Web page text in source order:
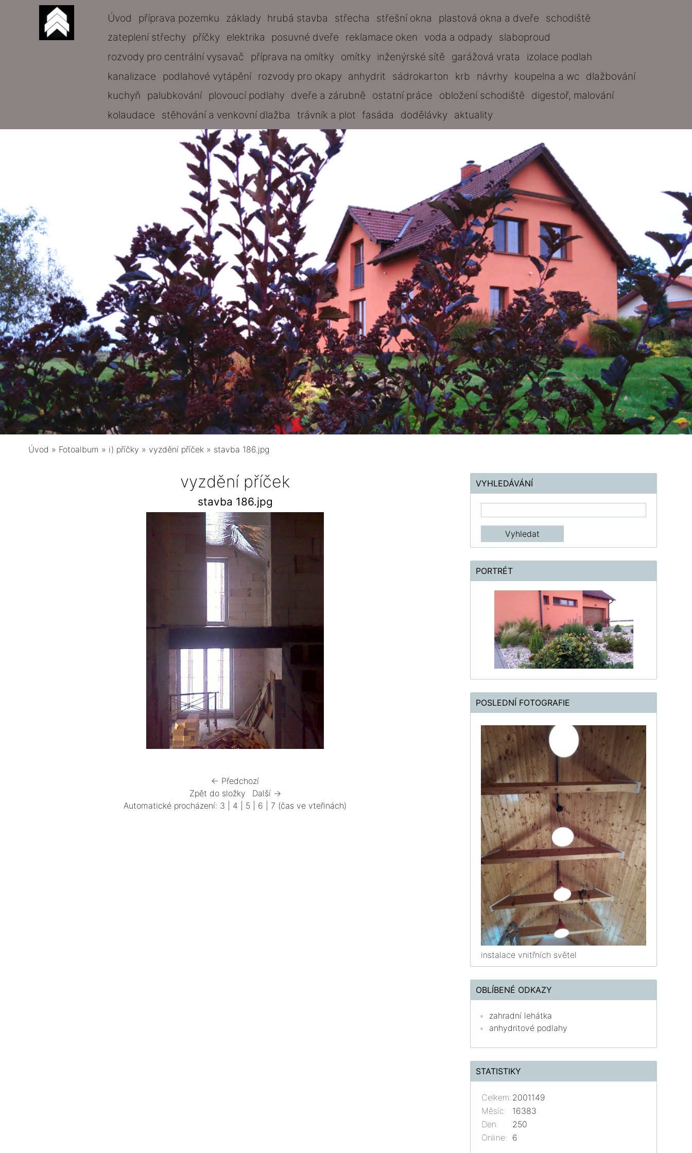
Úvod příprava pozemku základy hrubá stavba střecha střešní okna plastová okna a dveře
schodiště
zateplení střechy
příčky elektrika posuvné dveře reklamace oken voda a odpady
slaboproud
rozvody pro centrální vysavač
příprava na omítky omítky inženýrské sítě garážová vrata
izolace podlah
kanalizace
podlahové vytápění rozvody pro okapy anhydrit sádrokarton krb návrhy koupelna a wc dlažbování
kuchyň
palubkování plovoucí podlahy dveře a zárubně ostatní práce obložení schodiště
digestoř, malování
kolaudace
stěhování a venkovní dlažba trávník a plot fasáda dodělávky aktuality
Úvod » Fotoalbum » i) příčky » vyzdění příček » stavba 186.jpg
vyzdění příček
stavba 186.jpg
← Předchozí
Zpět do složky
Další →
Automatické procházení: 3 4 5 6 7 (čas ve vteřinách)
VYHLEDÁVÁNÍ
PORTRÉT
POSLEDNÍ FOTOGRAFIE
instalace vnitřních světel
OBLÍBENÉ ODKAZY
zahradní lehátka
anhydritové podlahy
STATISTIKY
Online: 6
Celkem: 2001149
Měsíc:
16383
Den:
250